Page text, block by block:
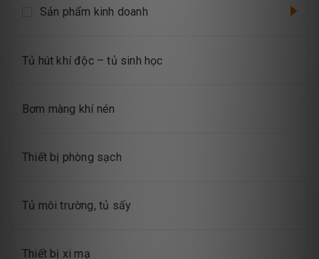
Sản phẩm kinh doanh
Tủ hút khí độc – tủ sinh học
Bơm màng khí nén
Thiết bị phòng sạch
Tủ môi trường, tủ sấy
Thiết bị xi mạ